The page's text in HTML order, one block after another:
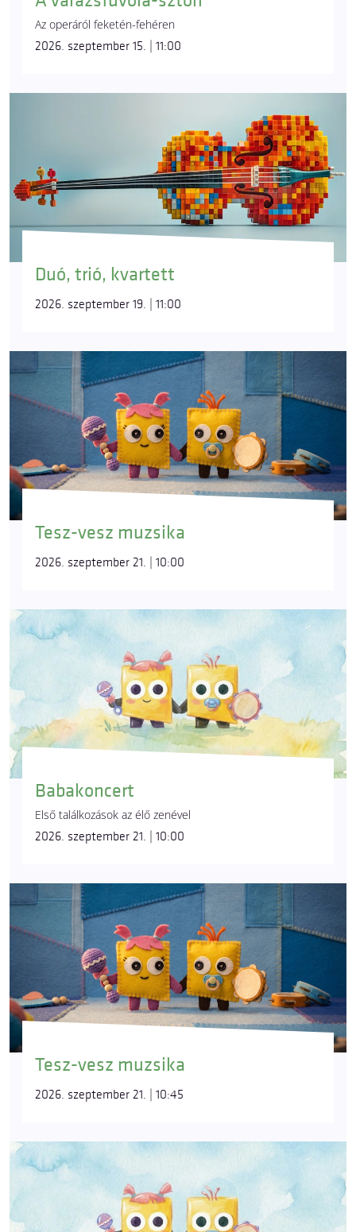
Az operáról feketén-fehéren
2026. szeptember 15. | 11:00
Duó, trió, kvartett
2026. szeptember 19. | 11:00
Tesz-vesz muzsika
2026. szeptember 21. | 10:00
Babakoncert
Első találkozások az élő zenével
2026. szeptember 21. | 10:00
Tesz-vesz muzsika
2026. szeptember 21. | 10:45